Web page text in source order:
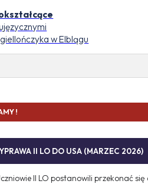
w Elblągu
! DO
II LO DO USA (MARZEC 2026)
II LO postanowili przekonać